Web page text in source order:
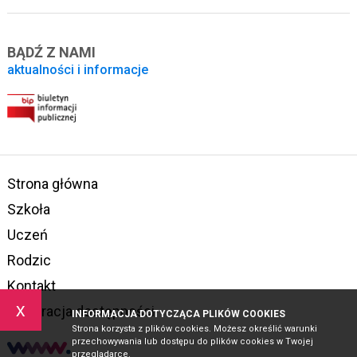
x INFORMACJA DOTYCZĄCA PLIKÓW COOKIES
Strona korzysta z plików cookies. Możesz określić warunki
przechowywania lub dostępu do plików cookies w Twojej
przeglądarce.
BĄDŹ Z NAMI
aktualności i informacje
Strona główna
Szkoła
Uczeń
Rodzic
Kontakt
Deklaracja dostępności